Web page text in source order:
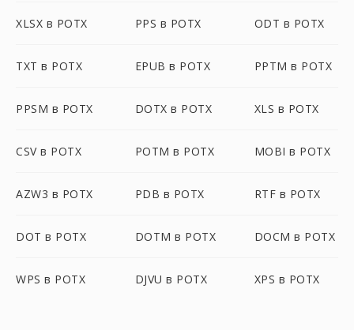
XLSX в POTX PPS в POTX ODT в POTX
TXT в POTX EPUB в POTX PPTM в POTX
PPSM в POTX DOTX в POTX XLS в POTX
CSV в POTX POTM в POTX MOBI в POTX
AZW3 в POTX PDB в POTX RTF в POTX
DOT в POTX DOTM в POTX DOCM в POTX
WPS в POTX DJVU в POTX XPS в POTX